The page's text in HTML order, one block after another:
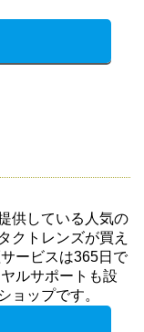
供している人気の
クトレンズが買え
ービスは365日で
ルサポートも設
ョップです。